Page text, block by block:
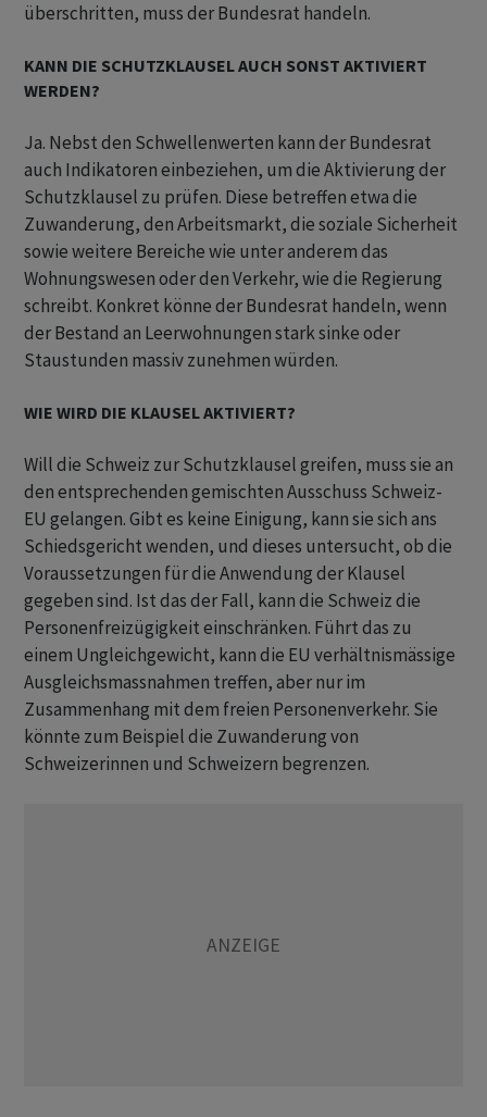
überschritten, muss der Bundesrat handeln.
KANN DIE SCHUTZKLAUSEL AUCH SONST AKTIVIERT
WERDEN?
Ja. Nebst den Schwellenwerten kann der Bundesrat
auch Indikatoren einbeziehen, um die Aktivierung der
Schutzklausel zu prüfen. Diese betreffen etwa die
Zuwanderung, den Arbeitsmarkt, die soziale Sicherheit
sowie weitere Bereiche wie unter anderem das
Wohnungswesen oder den Verkehr, wie die Regierung
schreibt. Konkret könne der Bundesrat handeln, wenn
der Bestand an Leerwohnungen stark sinke oder
Staustunden massiv zunehmen würden.
WIE WIRD DIE KLAUSEL AKTIVIERT?
Will die Schweiz zur Schutzklausel greifen, muss sie an
den entsprechenden gemischten Ausschuss Schweiz-
EU gelangen. Gibt es keine Einigung, kann sie sich ans
Schiedsgericht wenden, und dieses untersucht, ob die
Voraussetzungen für die Anwendung der Klausel
gegeben sind. Ist das der Fall, kann die Schweiz die
Personenfreizügigkeit einschränken. Führt das zu
einem Ungleichgewicht, kann die EU verhältnismässige
Ausgleichsmassnahmen treffen, aber nur im
Zusammenhang mit dem freien Personenverkehr. Sie
könnte zum Beispiel die Zuwanderung von
Schweizerinnen und Schweizern begrenzen.